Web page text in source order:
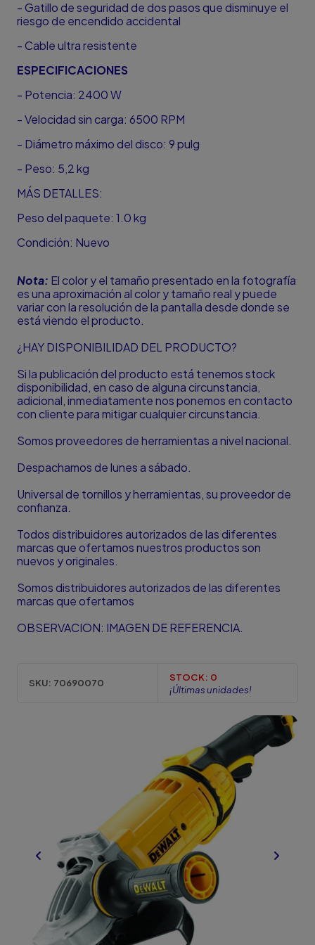
- Gatillo de seguridad de dos pasos que disminuye el
riesgo de encendido accidental
- Cable ultra resistente
ESPECIFICACIONES
- Potencia: 2400 W
- Velocidad sin carga: 6500 RPM
- Diámetro máximo del disco: 9 pulg
- Peso: 5,2 kg
MÁS DETALLES:
Peso del paquete: 1.0 kg
Condición: Nuevo
Nota: El color y el tamaño presentado en la fotografía
es una aproximación al color y tamaño real y puede
variar con la resolución de la pantalla desde donde se
está viendo el producto.
¿HAY DISPONIBILIDAD DEL PRODUCTO?
Si la publicación del producto está tenemos stock
disponibilidad, en caso de alguna circunstancia,
adicional, inmediatamente nos ponemos en contacto
con cliente para mitigar cualquier circunstancia.
Somos proveedores de herramientas a nivel nacional.
Despachamos de lunes a sábado.
Universal de tornillos y herramientas, su proveedor de
confianza.
Todos distribuidores autorizados de las diferentes
marcas que ofertamos nuestros productos son
nuevos y originales.
Somos distribuidores autorizados de las diferentes
marcas que ofertamos
OBSERVACION: IMAGEN DE REFERENCIA.
SKU: 70690070 STOCK: 0
¡Últimas unidades!